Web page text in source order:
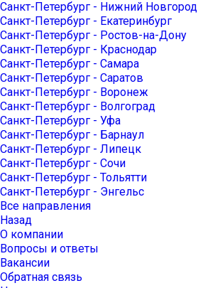
Санкт-Петербург - Нижний Новгород
Санкт-Петербург - Екатеринбург
Санкт-Петербург - Ростов-на-Дону
Санкт-Петербург - Краснодар
Санкт-Петербург - Самара
Санкт-Петербург - Саратов
Санкт-Петербург - Воронеж
Санкт-Петербург - Волгоград
Санкт-Петербург - Уфа
Санкт-Петербург - Барнаул
Санкт-Петербург - Липецк
Санкт-Петербург - Сочи
Санкт-Петербург - Тольятти
Санкт-Петербург - Энгельс
Все направления
Назад
О компании
Вопросы и ответы
Вакансии
Обратная связь